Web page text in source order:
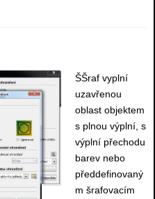
ŠŠraf vyplní
uzavřenou
oblast objektem
s plnou výplní, s
výplní přechodu
barev nebo
předdefinovaný
m šrafovacím